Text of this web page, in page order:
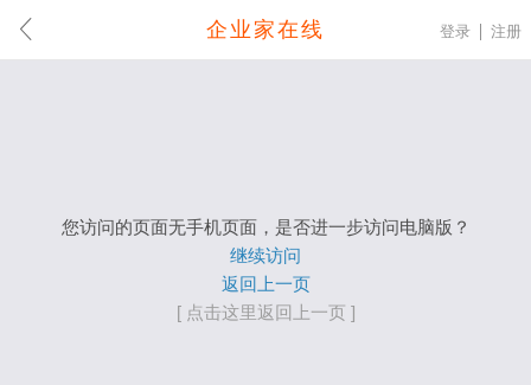
企业家在线 登录 注册
您访问的页面无手机页面，是否进一步访问电脑版？
继续访问
返回上一页
[ 点击这里返回上一页 ]